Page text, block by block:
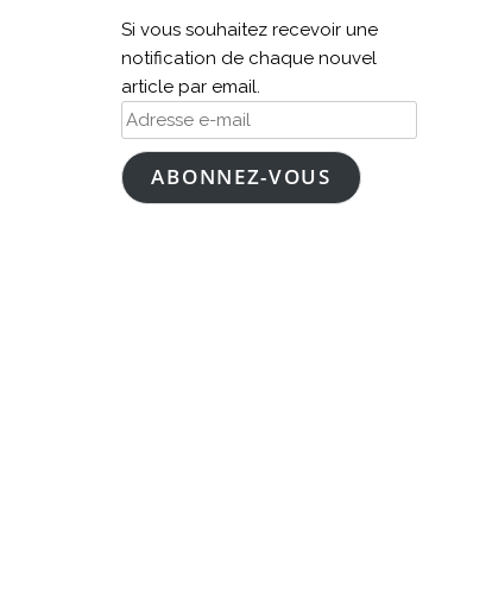
Si vous souhaitez recevoir une
notification de chaque nouvel
article par email.
Adresse
e-
mailABONNEZ-VOUS